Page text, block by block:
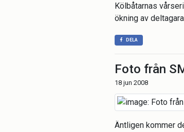
Kölbåtarnas
ökning av
DELA
Foto från
18 jun 2008
Äntligen kommer